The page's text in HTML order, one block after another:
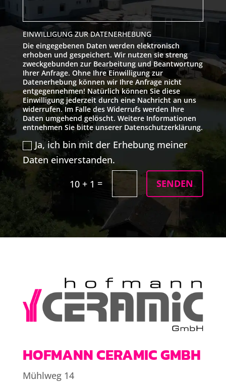
EINWILLIGUNG ZUR DATENERHEBUNG
Die eingegebenen Daten werden elektronisch
erhoben und gespeichert. Wir nutzen sie streng
zweckgebunden zur Bearbeitung und Beantwortung
Ihrer Anfrage. Ohne Ihre Einwilligung zur
Datenerhebung können wir Ihre Anfrage nicht
entgegennehmen! Natürlich können Sie diese
Einwilligung jederzeit durch eine Nachricht an uns
widerrufen. Im Falle des Widerrufs werden Ihre
Daten umgehend gelöscht. Weitere Informationen
entnehmen Sie bitte unserer Datenschutzerklärung.
Ja, ich bin mit der Erhebung meiner
Daten einverstanden.
10 + 1 = SENDEN
HOFMANN CERAMIC GMBH
Mühlweg 14